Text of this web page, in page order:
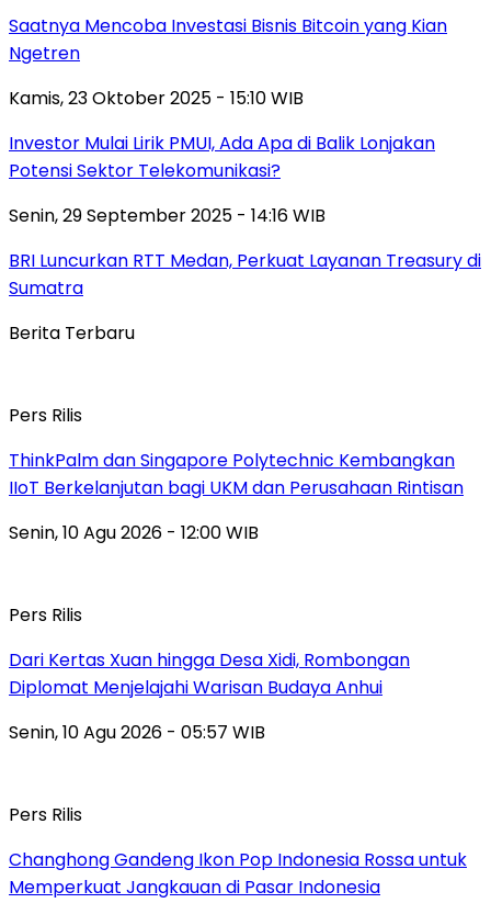
Saatnya Mencoba Investasi Bisnis Bitcoin yang Kian
Ngetren
Kamis, 23 Oktober 2025 - 15:10 WIB
Investor Mulai Lirik PMUI, Ada Apa di Balik Lonjakan
Potensi Sektor Telekomunikasi?
Senin, 29 September 2025 - 14:16 WIB
BRI Luncurkan RTT Medan, Perkuat Layanan Treasury di
Sumatra
Berita Terbaru
Pers Rilis
ThinkPalm dan Singapore Polytechnic Kembangkan
IIoT Berkelanjutan bagi UKM dan Perusahaan Rintisan
Senin, 10 Agu 2026 - 12:00 WIB
Pers Rilis
Dari Kertas Xuan hingga Desa Xidi, Rombongan
Diplomat Menjelajahi Warisan Budaya Anhui
Senin, 10 Agu 2026 - 05:57 WIB
Pers Rilis
Changhong Gandeng Ikon Pop Indonesia Rossa untuk
Memperkuat Jangkauan di Pasar Indonesia